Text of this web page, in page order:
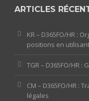
ARTICLES
KR – D365FO/HR :
positions en
TGR – D365FO/HR
CM – D365FO/HR :
légales